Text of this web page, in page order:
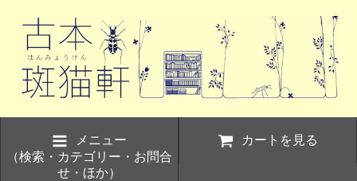
メニュー
（検索・カテゴリー・お問合
せ・ほか）
カートを見る